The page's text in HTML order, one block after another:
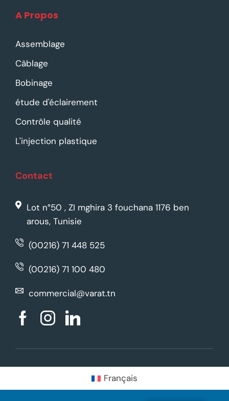
A Propos
Assemblage
Câblage
Bobinage
étude d'éclairement
Contrôle qualité
L'injection plastique
Contact
Lot n°50 , ZI mghira 3 fouchana 1176 ben
arous, Tunisie
(00216) 71 448 525
(00216) 71 100 480
commercial@varat.tn
Français